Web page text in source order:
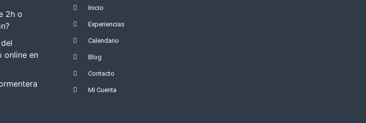
2h o
online en
Inicio
Experiencias
Calendario
Blog
Contacto
Mi Cuenta